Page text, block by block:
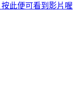
按此便可看到影片喔